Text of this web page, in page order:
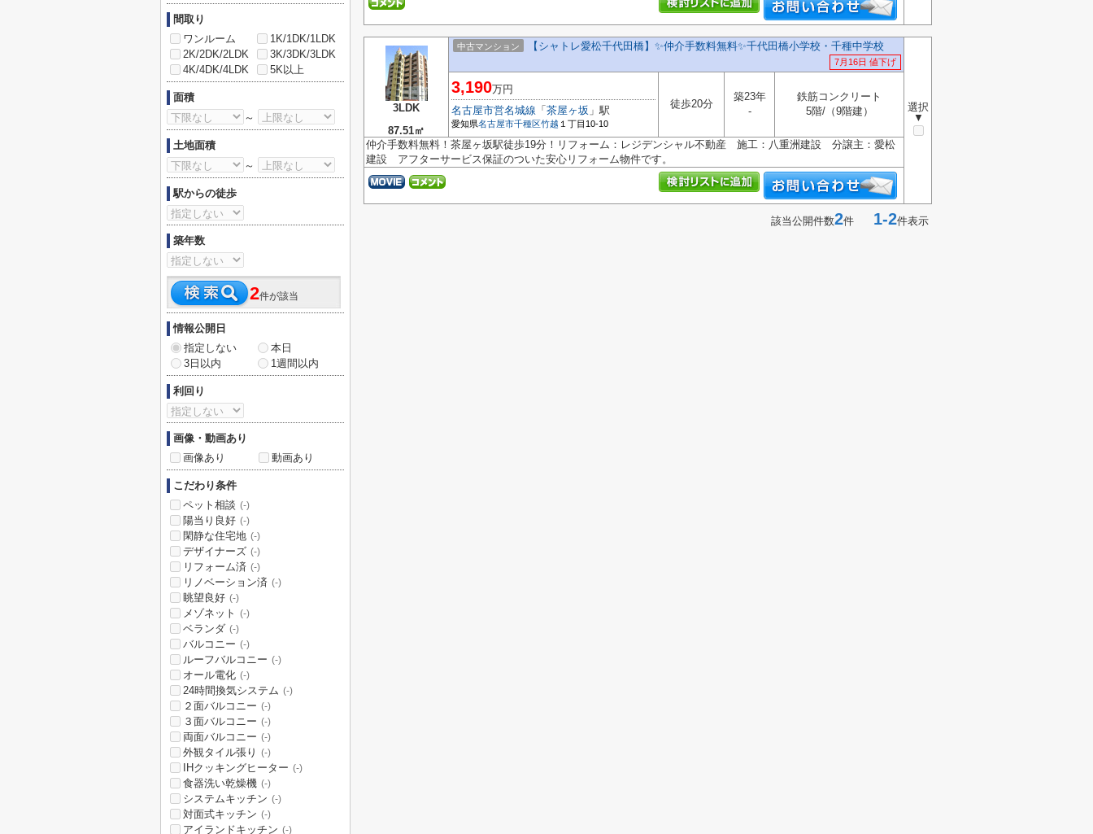
3LDK
87.51㎡
中古マンション 【シャトレ愛松千代田橋】✨️仲介手数料無料✨️千代田橋小学校・千種中学校
7月16日 値下げ
選択
▼
3,190万円
名古屋市営名城線 「 茶屋ヶ坂 」駅
愛知県名古屋市千種区竹越 １丁目10-10
徒歩20分
築23年
-
鉄筋コンクリート
5階/（9階建）
仲介手数料無料！茶屋ヶ坂駅徒歩19分！リフォーム：レジデンシャル不動産 施工：八重洲建設 分譲主：愛松
建設 アフターサービス保証のついた安心リフォーム物件です。
該当公開件数2件 1-2件表示
間取り
ワンルーム
1K/1DK/1LDK
2K/2DK/2LDK
3K/3DK/3LDK
4K/4DK/4LDK
5K以上
面積
～
土地面積
～
駅からの徒歩
築年数
2件が該当
情報公開日
指定しない
本日
3日以内
1週間以内
利回り
画像・動画あり
画像あり
動画あり
こだわり条件
ペット相談 (-)
陽当り良好 (-)
閑静な住宅地 (-)
デザイナーズ (-)
リフォーム済 (-)
リノベーション済 (-)
眺望良好 (-)
メゾネット (-)
ベランダ (-)
バルコニー (-)
ルーフバルコニー (-)
オール電化 (-)
24時間換気システム (-)
２面バルコニー (-)
３面バルコニー (-)
両面バルコニー (-)
外観タイル張り (-)
IHクッキングヒーター (-)
食器洗い乾燥機 (-)
システムキッチン (-)
対面式キッチン (-)
アイランドキッチン (-)